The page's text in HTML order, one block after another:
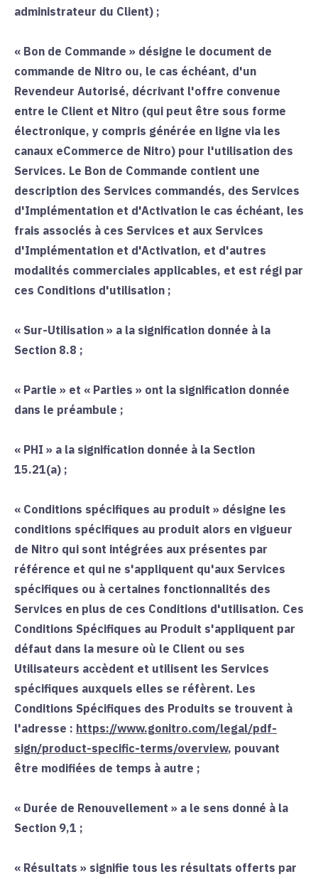
administrateur du Client) ;
« Bon de Commande » désigne le document de
commande de Nitro ou, le cas échéant, d'un
Revendeur Autorisé, décrivant l'offre convenue
entre le Client et Nitro (qui peut être sous forme
électronique, y compris générée en ligne via les
canaux eCommerce de Nitro) pour l'utilisation des
Services. Le Bon de Commande contient une
description des Services commandés, des Services
d'Implémentation et d'Activation le cas échéant, les
frais associés à ces Services et aux Services
d'Implémentation et d'Activation, et d'autres
modalités commerciales applicables, et est régi par
ces Conditions d'utilisation ;
« Sur-Utilisation » a la signification donnée à la
Section 8.8 ;
« Partie » et « Parties » ont la signification donnée
dans le préambule ;
« PHI » a la signification donnée à la Section
15.21(a) ;
« Conditions spécifiques au produit » désigne les
conditions spécifiques au produit alors en vigueur
de Nitro qui sont intégrées aux présentes par
référence et qui ne s'appliquent qu'aux Services
spécifiques ou à certaines fonctionnalités des
Services en plus de ces Conditions d'utilisation. Ces
Conditions Spécifiques au Produit s'appliquent par
défaut dans la mesure où le Client ou ses
Utilisateurs accèdent et utilisent les Services
spécifiques auxquels elles se réfèrent. Les
Conditions Spécifiques des Produits se trouvent à
l'adresse : https://www.gonitro.com/legal/pdf-
sign/product-specific-terms/overview, pouvant
être modifiées de temps à autre ;
« Durée de Renouvellement » a le sens donné à la
Section 9,1 ;
« Résultats » signifie tous les résultats offerts par